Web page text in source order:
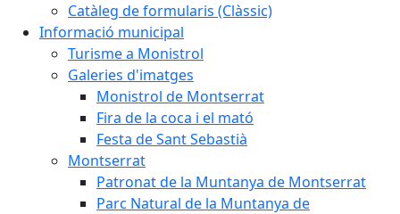
Catàleg de formularis (Clàssic)
Informació municipal
Turisme a Monistrol
Galeries d'imatges
Monistrol de Montserrat
Fira de la coca i el mató
Festa de Sant Sebastià
Montserrat
Patronat de la Muntanya de Montserrat
Parc Natural de la Muntanya de